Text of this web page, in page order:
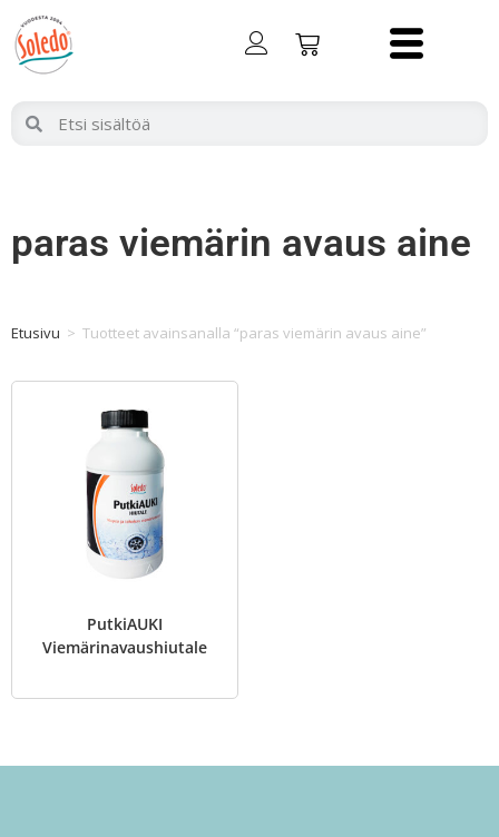
paras viemärin avaus aine
Etusivu > Tuotteet avainsanalla “paras viemärin avaus aine”
PutkiAUKI
Viemärinavaushiutale